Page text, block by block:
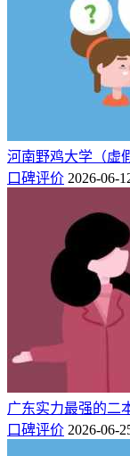
河南野鸡大学（虚
口碑评价 2026-06-
广东实力最强的二
口碑评价 2026-06-